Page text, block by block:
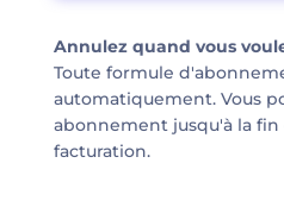
Annulez quand vous
Toute formule
automatiquement. Vous
abonnement jusqu'à la
facturation.